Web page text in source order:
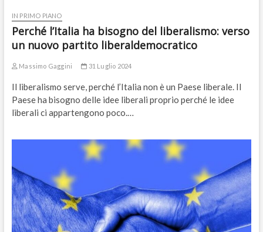
IN PRIMO PIANO
Perché l’Italia ha bisogno del liberalismo: verso
un nuovo partito liberaldemocratico
Massimo Gaggini 31 Luglio 2024
Il liberalismo serve, perché l’Italia non è un Paese liberale. Il
Paese ha bisogno delle idee liberali proprio perché le idee
liberali ci appartengono poco.…